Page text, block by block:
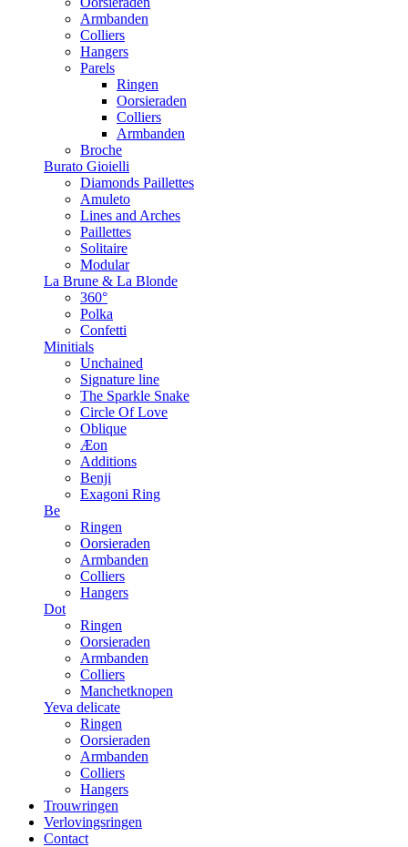
Armbanden
Colliers
Hangers
Parels
Ringen
Oorsieraden
Colliers
Armbanden
Broche
Burato Gioielli
Diamonds Paillettes
Amuleto
Lines and Arches
Paillettes
Solitaire
Modular
La Brune & La Blonde
360°
Polka
Confetti
Minitials
Unchained
Signature line
The Sparkle Snake
Circle Of Love
Oblique
Æon
Additions
Benji
Exagoni Ring
Be
Ringen
Oorsieraden
Armbanden
Colliers
Hangers
Dot
Ringen
Oorsieraden
Armbanden
Colliers
Manchetknopen
Yeva delicate
Ringen
Oorsieraden
Armbanden
Colliers
Hangers
Trouwringen
Verlovingsringen
Contact